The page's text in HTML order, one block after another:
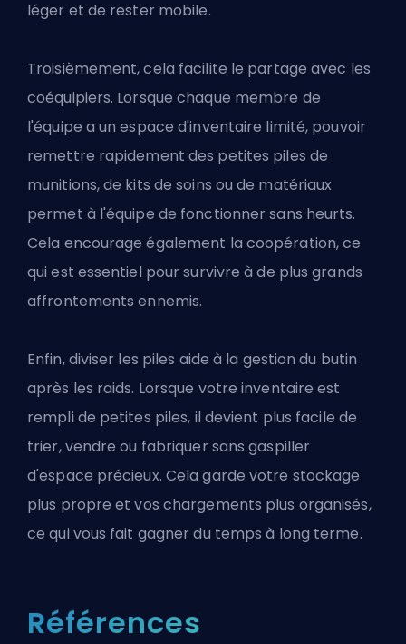
léger et de rester mobile.
Troisièmement, cela facilite le partage avec les
coéquipiers. Lorsque chaque membre de
l'équipe a un espace d'inventaire limité, pouvoir
remettre rapidement des petites piles de
munitions, de kits de soins ou de matériaux
permet à l'équipe de fonctionner sans heurts.
Cela encourage également la coopération, ce
qui est essentiel pour survivre à de plus grands
affrontements ennemis.
Enfin, diviser les piles aide à la gestion du butin
après les raids. Lorsque votre inventaire est
rempli de petites piles, il devient plus facile de
trier, vendre ou fabriquer sans gaspiller
d'espace précieux. Cela garde votre stockage
plus propre et vos chargements plus organisés,
ce qui vous fait gagner du temps à long terme.
Références